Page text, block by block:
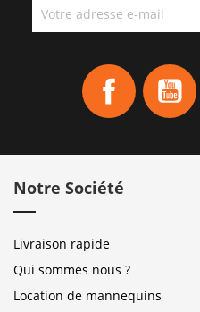
Facebook
Notre Société
Livraison rapide
Qui sommes nous ?
Location de mannequins